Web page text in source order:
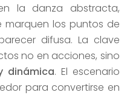
la danza abstracta,
los puntos de
difusa. La clave
no en acciones, sino
dinámica. El escenario
para convertirse en